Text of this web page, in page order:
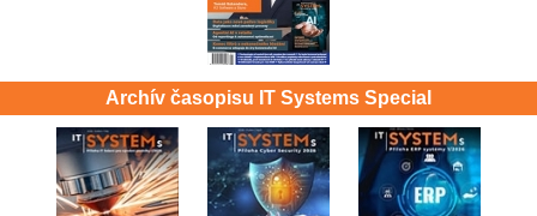
Archív časopisu IT Systems Special